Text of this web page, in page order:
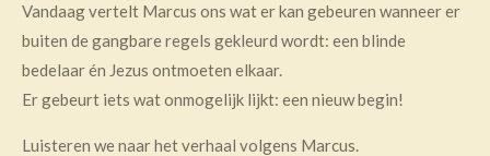
Vandaag vertelt Marcus ons wat er kan gebeuren wanneer er
buiten de gangbare regels gekleurd wordt: een blinde
bedelaar én Jezus ontmoeten elkaar.
Er gebeurt iets wat onmogelijk lijkt: een nieuw begin!
Luisteren we naar het verhaal volgens Marcus.